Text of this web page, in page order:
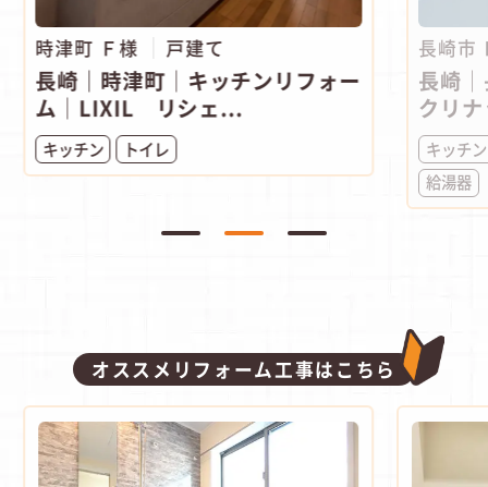
時津町 Ｆ様 戸建て
長崎｜時津町│キッチンリフォー
ム│LIXIL リシェ...
キッチン トイレ
長崎市
長崎
クリ
キッチン
給湯器
オススメリフォーム工事はこちら